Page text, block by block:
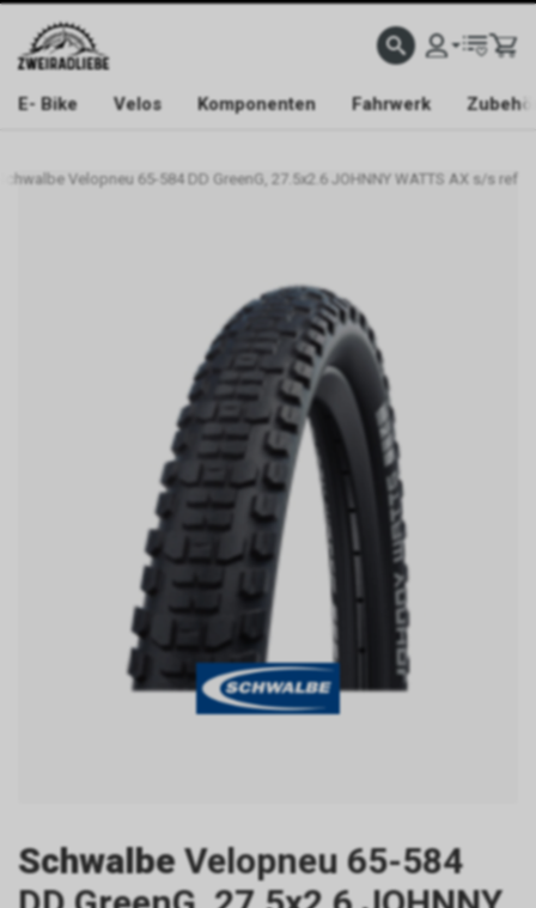
E- Bike Velos Komponenten Fahrwerk
Velopneu 65-584 DD GreenG, 27.5x2.6 JOHNNY WATTS AX s/s ref
Schwalbe Velopneu 65-584